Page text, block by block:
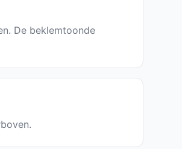
De beklemtoonde